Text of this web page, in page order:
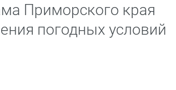
Приморского края
погодных условий